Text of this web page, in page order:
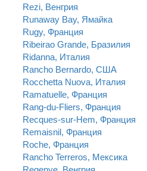
Rezi, Венгрия
Runaway Bay, Ямайка
Rugy, Франция
Ribeirao Grande, Бразилия
Ridanna, Италия
Rancho Bernardo, США
Rocchetta Nuova, Италия
Ramatuelle, Франция
Rang-du-Fliers, Франция
Recques-sur-Hem, Франция
Remaisnil, Франция
Roche, Франция
Rancho Terreros, Мексика